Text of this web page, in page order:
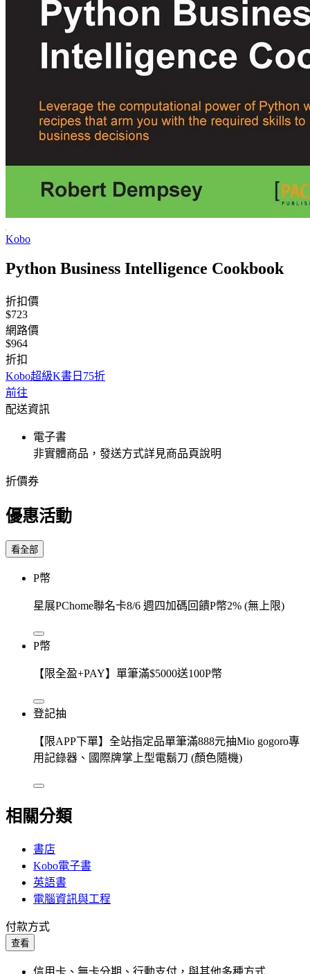
Kobo
Python Business Intelligence Cookbook
折扣價
$723
網路價
$964
折扣
Kobo超級K書日75折
前往
配送資訊
電子書
非實體商品，發送方式詳見商品頁說明
折價券
優惠活動
看全部
P幣
星展PChome聯名卡8/6 週四加碼回饋P幣2% (無上限)
P幣
【限全盈+PAY】單筆滿$5000送100P幣
登記抽
【限APP下單】全站指定品單筆滿888元抽Mio gogoro專
用記錄器、國際牌掌上型電鬍刀 (顏色隨機)
相關分類
書店
Kobo電子書
英語書
電腦資訊與工程
付款方式
查看